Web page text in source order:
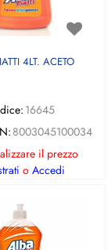
4LT. ACETO
16645
8003045100034
il prezzo
o Accedi